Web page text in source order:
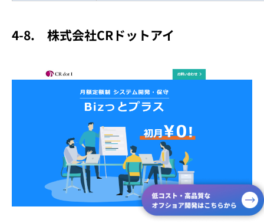
4-8. 株式会社CRドットアイ